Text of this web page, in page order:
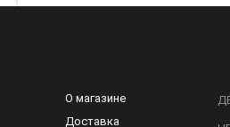
О магазине
Доставка